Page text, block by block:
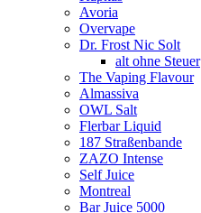
Avoria
Overvape
Dr. Frost Nic Solt
alt ohne Steuer
The Vaping Flavour
Almassiva
OWL Salt
Flerbar Liquid
187 Straßenbande
ZAZO Intense
Self Juice
Montreal
Bar Juice 5000